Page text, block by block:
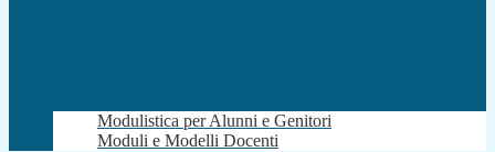
Modulistica per Alunni e Genitori
Moduli e Modelli Docenti